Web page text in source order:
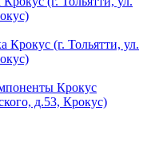
Крокус (г. Тольятти, ул.
Крокус
д.53, Крокус)